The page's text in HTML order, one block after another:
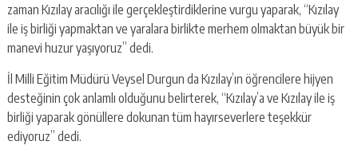
zaman Kızılay aracılığı ile gerçekleştirdiklerine vurgu yaparak, “Kızılay
ile iş birliği yapmaktan ve yaralara birlikte merhem olmaktan büyük bir
manevi huzur yaşıyoruz” dedi.
İl Milli Eğitim Müdürü Veysel Durgun da Kızılay’ın öğrencilere hijyen
desteğinin çok anlamlı olduğunu belirterek, “Kızılay’a ve Kızılay ile iş
birliği yaparak gönüllere dokunan tüm hayırseverlere teşekkür
ediyoruz” dedi.